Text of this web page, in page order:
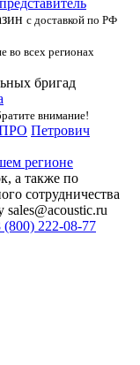
с доставкой по РФ
во всех регионах
бригад
внимание!
Петрович
регионе
а также по
сотрудничества
(800) 222-08-77